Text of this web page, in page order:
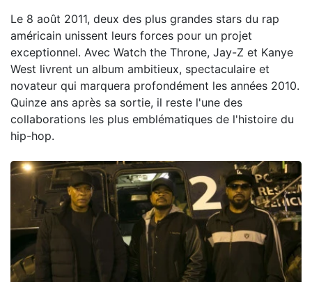
Le 8 août 2011, deux des plus grandes stars du rap
américain unissent leurs forces pour un projet
exceptionnel. Avec Watch the Throne, Jay-Z et Kanye
West livrent un album ambitieux, spectaculaire et
novateur qui marquera profondément les années 2010.
Quinze ans après sa sortie, il reste l'une des
collaborations les plus emblématiques de l'histoire du
hip-hop.